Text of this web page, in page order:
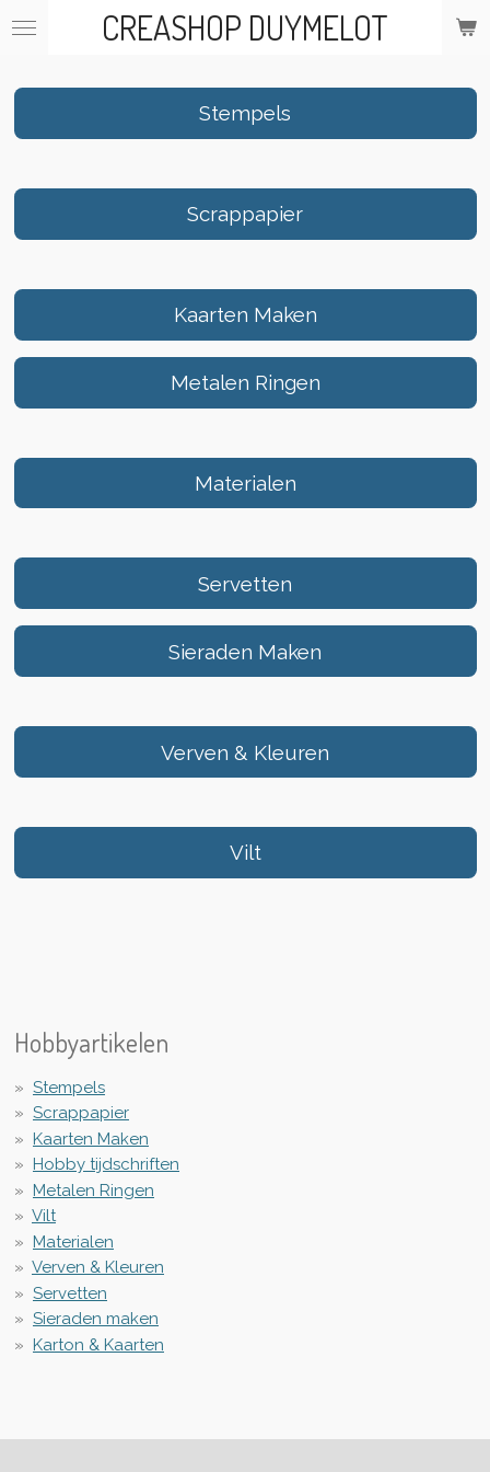
Ga
de
CREASHOP DUYMELOT
Stempels
Scrappapier
Kaarten Maken
Metalen Ringen
Materialen
Servetten
Sieraden Maken
Verven & Kleuren
Vilt
Hobbyartikelen
Stempels
Scrappapier
Kaarten Maken
Hobby tijdschriften
Metalen Ringen
Vilt
Materialen
Verven & Kleuren
Servetten
Sieraden maken
Karton & Kaarten